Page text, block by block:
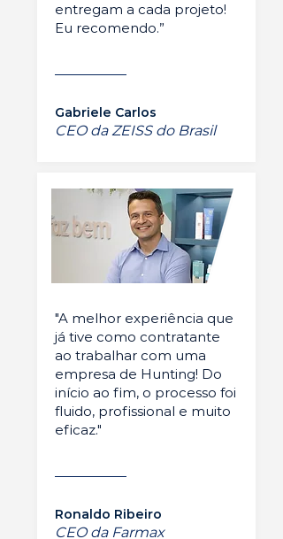
entregam a cada projeto!
Eu recomendo.”
Gabriele Carlos
CEO da ZEISS do Brasil
"A melhor experiência que
já tive como contratante
ao trabalhar com uma
empresa de Hunting! Do
início ao fim, o processo foi
fluido, profissional e muito
eficaz."
Ronaldo Ribeiro
CEO da Farmax